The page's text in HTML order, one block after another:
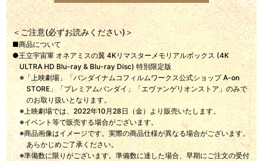
＜ご注意(必ずお読みください)＞
■商品について
●王立宇宙軍 オネアミスの翼 4Kリマスターメモリアルボックス (4K
ULTRA HD Blu-ray & Blu-ray Disc) 特別限定版
※「上映劇場」「バンダイナムコフィルムワークス公式ショップ A-on
STORE」「プレミアムバンダイ」「エヴァンゲリオンストア」のみで
のお取り扱いとなります。
※上映劇場では、2022年10月28日（金）より販売いたします。
※イベント等で販売する場合がございます。
※商品画像はイメージです。実際の商品仕様が異なる場合がございます。
あらかじめご了承ください。
※準備数に限りがございます。準備数に達した場合、早期にご注文の受付